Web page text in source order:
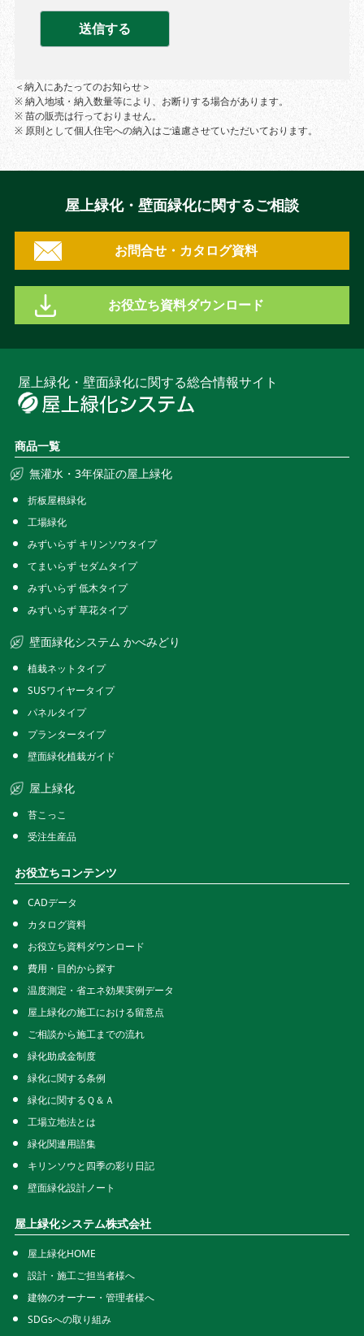
＜納入にあたってのお知らせ＞
※ 納入地域・納入数量等により、お断りする場合があります。
※ 苗の販売は行っておりません。
※ 原則として個人住宅への納入はご遠慮させていただいております。
屋上緑化・壁面緑化に関するご相談
お問合せ・カタログ資料
お役立ち資料ダウンロード
屋上緑化・壁面緑化に関する総合情報サイト
商品一覧
無灌水・3年保証の屋上緑化
折板屋根緑化
工場緑化
みずいらず キリンソウタイプ
てまいらず セダムタイプ
みずいらず 低木タイプ
みずいらず 草花タイプ
壁面緑化システム かべみどり
植栽ネットタイプ
SUSワイヤータイプ
パネルタイプ
プランタータイプ
壁面緑化植栽ガイド
屋上緑化
苔こっこ
受注生産品
お役立ちコンテンツ
CADデータ
カタログ資料
お役立ち資料ダウンロード
費用・目的から探す
温度測定・省エネ効果実例データ
屋上緑化の施工における留意点
ご相談から施工までの流れ
緑化助成金制度
緑化に関する条例
緑化に関するＱ＆Ａ
工場立地法とは
緑化関連用語集
キリンソウと四季の彩り日記
壁面緑化設計ノート
屋上緑化システム株式会社
屋上緑化HOME
設計・施工ご担当者様へ
建物のオーナー・管理者様へ
SDGsへの取り組み